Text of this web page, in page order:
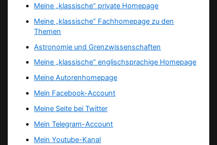
Meine „klassische“ private Homepage
Meine „klassische“ Fachhomepage zu den
Themen
Astronomie und Grenzwissenschaften
Meine „klassische“ englischsprachige Homepage
Meine Autorenhomepage
Mein Facebook-Account
Meine Seite bei Twitter
Mein Telegram-Account
Mein Youtube-Kanal